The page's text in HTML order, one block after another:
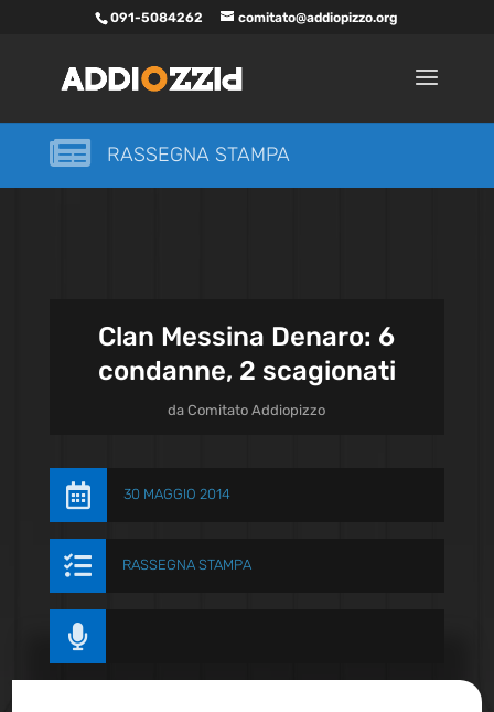
091-5084262 comitato@addiopizzo.org
 RASSEGNA STAMPA
Clan Messina Denaro: 6
condanne, 2 scagionati
daComitato Addiopizzo
 30 MAGGIO 2014
 RASSEGNA STAMPA
